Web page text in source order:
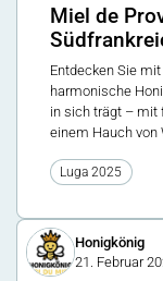
Miel de
Entdecken Sie
harmonische
in sich trägt – mit
einem Hauch von
Luga 2025
Honigkönig
21. Februar